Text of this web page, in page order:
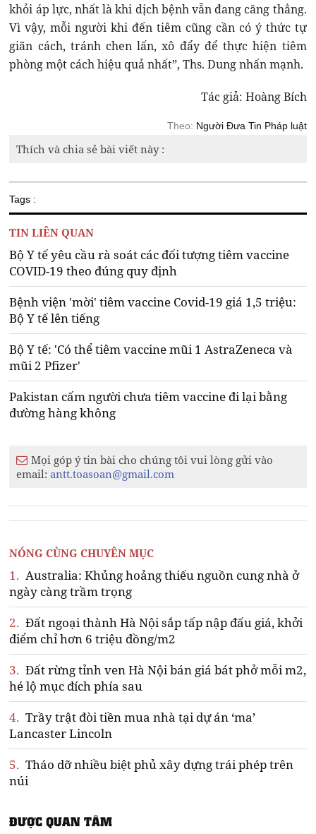
khỏi áp lực, nhất là khi dịch bệnh vẫn đang căng thẳng.
Vì vậy, mỗi người khi đến tiêm cũng cần có ý thức tự
giãn cách, tránh chen lấn, xô đẩy để thực hiện tiêm
phòng một cách hiệu quả nhất”, Ths. Dung nhấn mạnh.
Tác giả: Hoàng Bích
Theo: Người Đưa Tin Pháp luật
Thích và chia sẻ bài viết này :
Tags :
TIN LIÊN QUAN
Bộ Y tế yêu cầu rà soát các đối tượng tiêm vaccine
COVID-19 theo đúng quy định
Bệnh viện 'mời' tiêm vaccine Covid-19 giá 1,5 triệu:
Bộ Y tế lên tiếng
Bộ Y tế: 'Có thể tiêm vaccine mũi 1 AstraZeneca và
mũi 2 Pfizer'
Pakistan cấm người chưa tiêm vaccine đi lại bằng
đường hàng không
Mọi góp ý tin bài cho chúng tôi vui lòng gửi vào
email:antt.toasoan@gmail.com
NÓNG CÙNG CHUYÊN MỤC
1. Australia: Khủng hoảng thiếu nguồn cung nhà ở
ngày càng trầm trọng
2. Đất ngoại thành Hà Nội sắp tấp nập đấu giá, khởi
điểm chỉ hơn 6 triệu đồng/m2
3. Đất rừng tỉnh ven Hà Nội bán giá bát phở mỗi m2,
hé lộ mục đích phía sau
4. Trầy trật đòi tiền mua nhà tại dự án ‘ma’
Lancaster Lincoln
5. Tháo dỡ nhiều biệt phủ xây dựng trái phép trên
núi
ĐƯỢC QUAN TÂM